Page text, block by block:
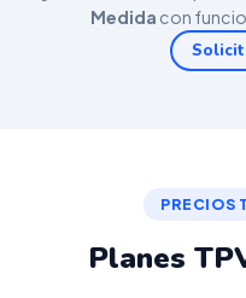
Medida con
PRECIOS
Planes